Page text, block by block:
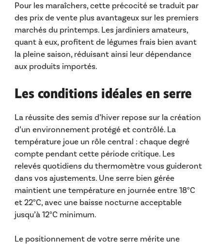
Pour les maraîchers, cette précocité se traduit par
des prix de vente plus avantageux sur les premiers
marchés du printemps. Les jardiniers amateurs,
quant à eux, profitent de légumes frais bien avant
la pleine saison, réduisant ainsi leur dépendance
aux produits importés.
Les conditions idéales en serre
La réussite des semis d’hiver repose sur la création
d’un environnement protégé et contrôlé. La
température joue un rôle central : chaque degré
compte pendant cette période critique. Les
relevés quotidiens du thermomètre vous guideront
dans vos ajustements. Une serre bien gérée
maintient une température en journée entre 18°C
et 22°C, avec une baisse nocturne acceptable
jusqu’à 12°C minimum.
Le positionnement de votre serre mérite une